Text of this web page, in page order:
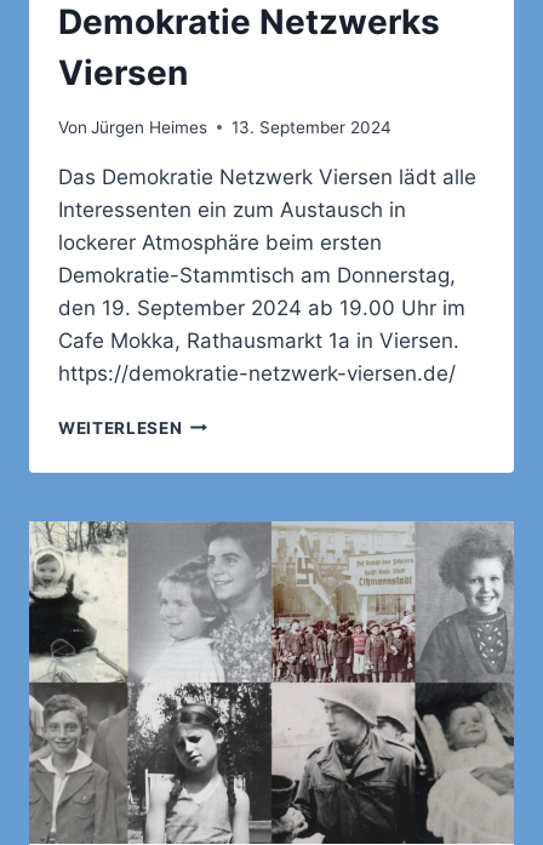
Demokratie Netzwerks
Viersen
Von Jürgen Heimes 13. September 2024
Das Demokratie Netzwerk Viersen lädt alle
Interessenten ein zum Austausch in
lockerer Atmosphäre beim ersten
Demokratie-Stammtisch am Donnerstag,
den 19. September 2024 ab 19.00 Uhr im
Cafe Mokka, Rathausmarkt 1a in Viersen.
https://demokratie-netzwerk-viersen.de/
WEITERLESEN ERSTER
DES
NETZWERKS
VIERSEN